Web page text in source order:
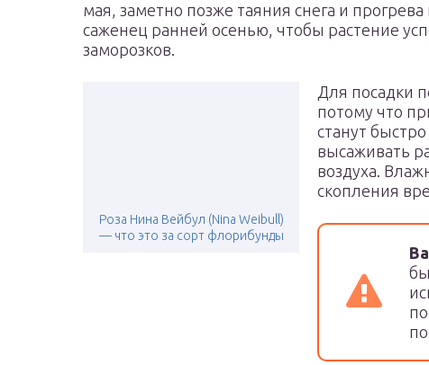
мая, заметно позже таяния снега и
саженец ранней осенью, чтобы растение
заморозков.
Роза Нина Вейбул (Nina Weibull)
— что это за сорт флорибунды
Для посадки
потому что
станут
высаживать
воздуха.
скопления